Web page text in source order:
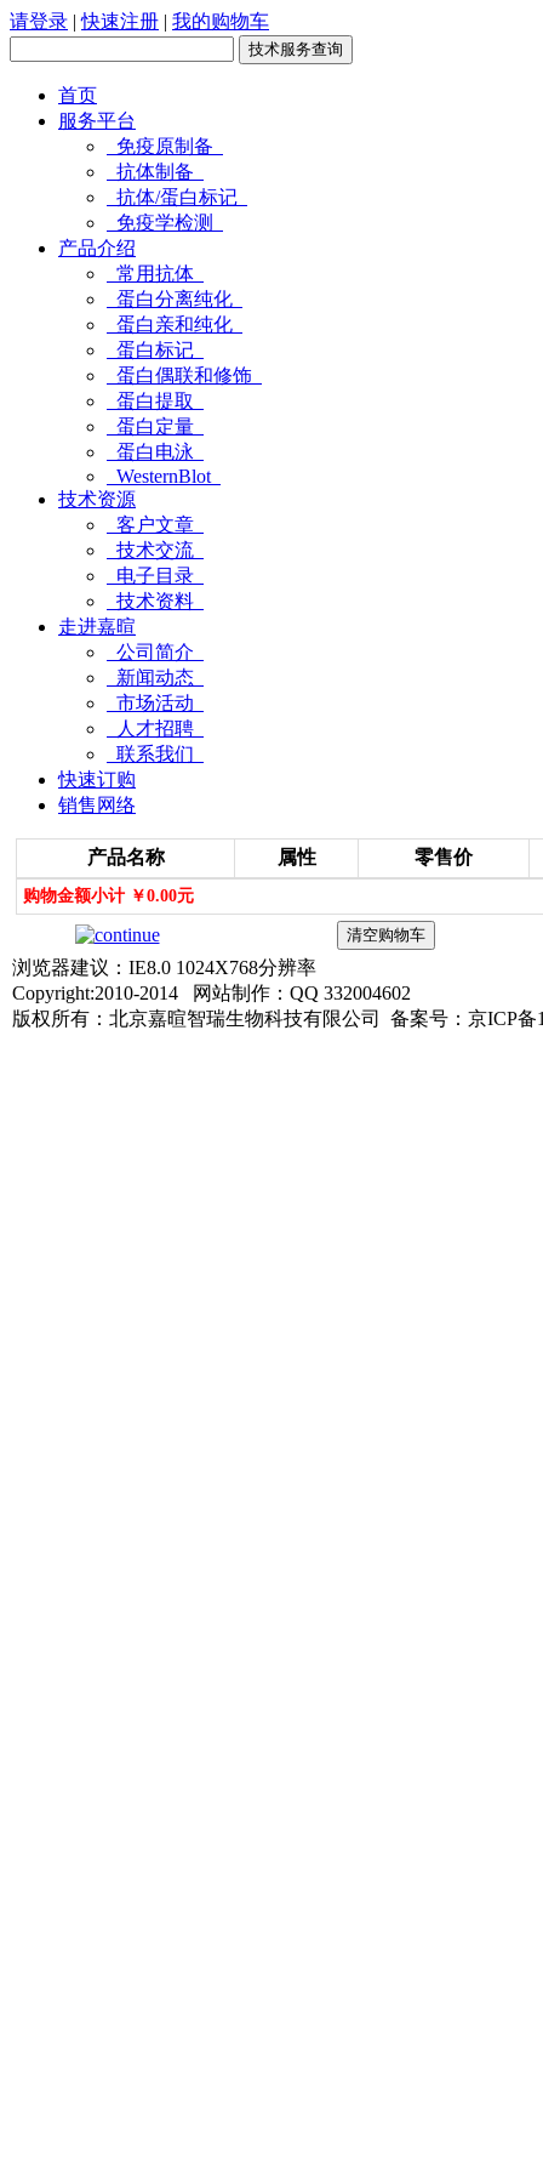
请登录 |快速注册 | 我的购物车
首页
服务平台
免疫原制备
抗体制备
抗体/蛋白标记
免疫学检测
产品介绍
常用抗体
蛋白分离纯化
蛋白亲和纯化
蛋白标记
蛋白偶联和修饰
蛋白提取
蛋白定量
蛋白电泳
WesternBlot
技术资源
客户文章
技术交流
电子目录
技术资料
走进嘉暄
公司简介
新闻动态
市场活动
人才招聘
联系我们
快速订购
销售网络
产品名称 属性 零售价
购物金额小计 ￥0.00元
浏览器建议：IE8.0 1024X768分辨率
Copyright:2010-2014 网站制作：QQ 332004602
版权所有：北京嘉暄智瑞生物科技有限公司 备案号：京ICP备